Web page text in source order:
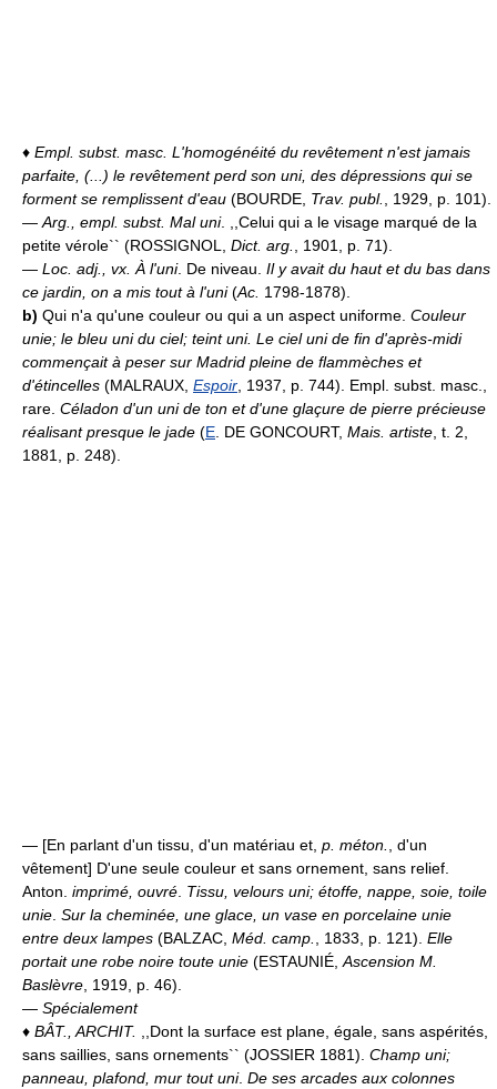
♦ Empl. subst. masc. L'homogénéité du revêtement n'est jamais
parfaite, (...) le revêtement perd son uni, des dépressions qui se
forment se remplissent d'eau (BOURDE, Trav. publ., 1929, p. 101).
—Arg., empl. subst. Mal uni. ,,Celui qui a le visage marqué de la
petite vérole`` (ROSSIGNOL, Dict. arg., 1901, p. 71).
— Loc. adj., vx.À l'uni. De niveau. Il y avait du haut et du bas dans
ce jardin, on a mis tout à l'uni(Ac. 1798-1878).
b) Qui n'a qu'une couleur ou qui a un aspect uniforme. Couleur
unie; le bleu uni du ciel; teint uni. Le ciel uni de fin d'après-midi
commençait à peser sur Madrid pleine de flammèches et
d'étincelles (MALRAUX, Espoir, 1937, p. 744). Empl. subst. masc.,
rare. Céladon d'un uni de ton et d'une glaçure de pierre précieuse
réalisant presque le jade (E. DE GONCOURT, Mais. artiste, t. 2,
1881, p. 248).
— [En parlant d'un tissu, d'un matériau et, p. méton., d'un
vêtement] D'une seule couleur et sans ornement, sans relief.
Anton. imprimé, ouvré. Tissu, velours uni; étoffe, nappe, soie, toile
unie. Sur la cheminée, une glace, un vase en porcelaine unie
entre deux lampes (BALZAC, Méd. camp., 1833, p. 121). Elle
portait une robe noire toute unie (ESTAUNIÉ,Ascension M.
Baslèvre, 1919, p. 46).
— Spécialement
♦ BÂT., ARCHIT. ,,Dont la surface est plane, égale, sans aspérités,
sans saillies, sans ornements`` (JOSSIER 1881). Champ uni;
panneau, plafond, mur tout uni. De ses arcades aux colonnes